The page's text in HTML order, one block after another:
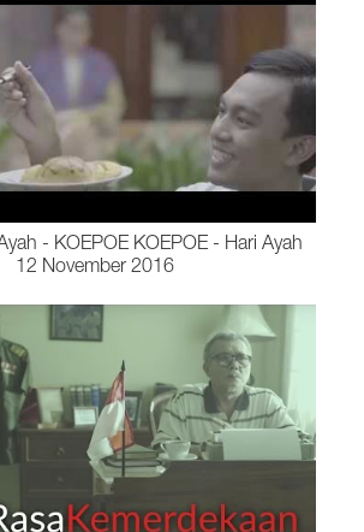
- KOEPOE KOEPOE - Hari Ayah
12 November 2016